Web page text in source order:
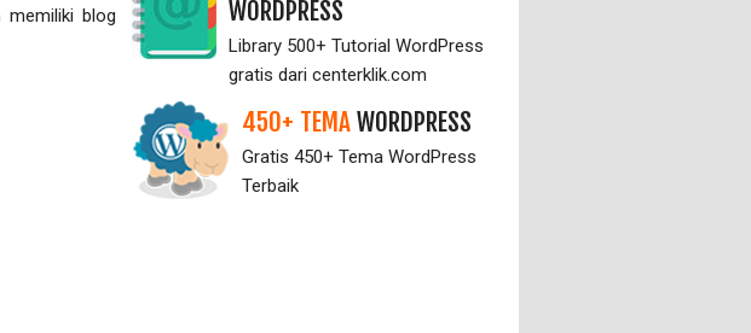
memiliki blog
WORDPRESS
Library 500+ Tutorial WordPress
gratis dari centerklik.com
450+ TEMAWORDPRESS
Gratis 450+ Tema WordPress
Terbaik